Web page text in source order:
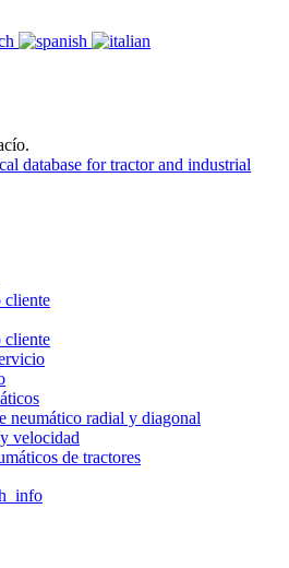
cliente
cliente
neumático radial y diagonal
velocidad
de tractores